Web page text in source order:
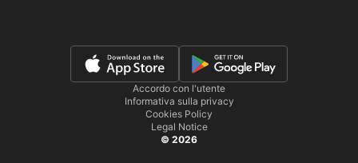
Accordo con l'utente
Informativa sulla privacy
Cookies Policy
Legal Notice
© 2026